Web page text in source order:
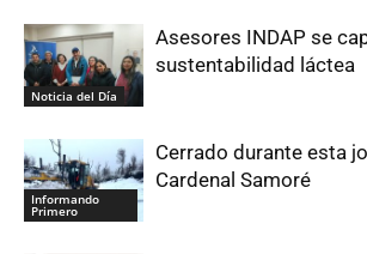
Noticia del Día
Asesores INDAP se
sustentabilidad láctea
Informando
Primero
Cerrado durante esta
Cardenal Samoré